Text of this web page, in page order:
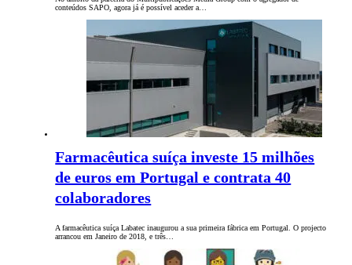
conteúdos SAPO, agora já é possível aceder a…
Farmacêutica suíça investe 15 milhões
de euros em Portugal e contrata 40
colaboradores
A farmacêutica suíça Labatec inaugurou a sua primeira fábrica em Portugal. O projecto
arrancou em Janeiro de 2018, e três…